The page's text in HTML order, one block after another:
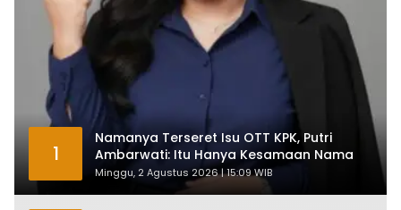
1
Namanya Terseret Isu OTT KPK, Putri
Ambarwati: Itu Hanya Kesamaan Nama
Minggu, 2 Agustus 2026 | 15:09 WIB